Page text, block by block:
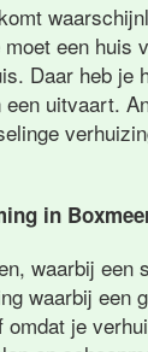
komt
een huis
Daar heb je
uitvaart.
in
waarbij een
waarbij een
omdat je